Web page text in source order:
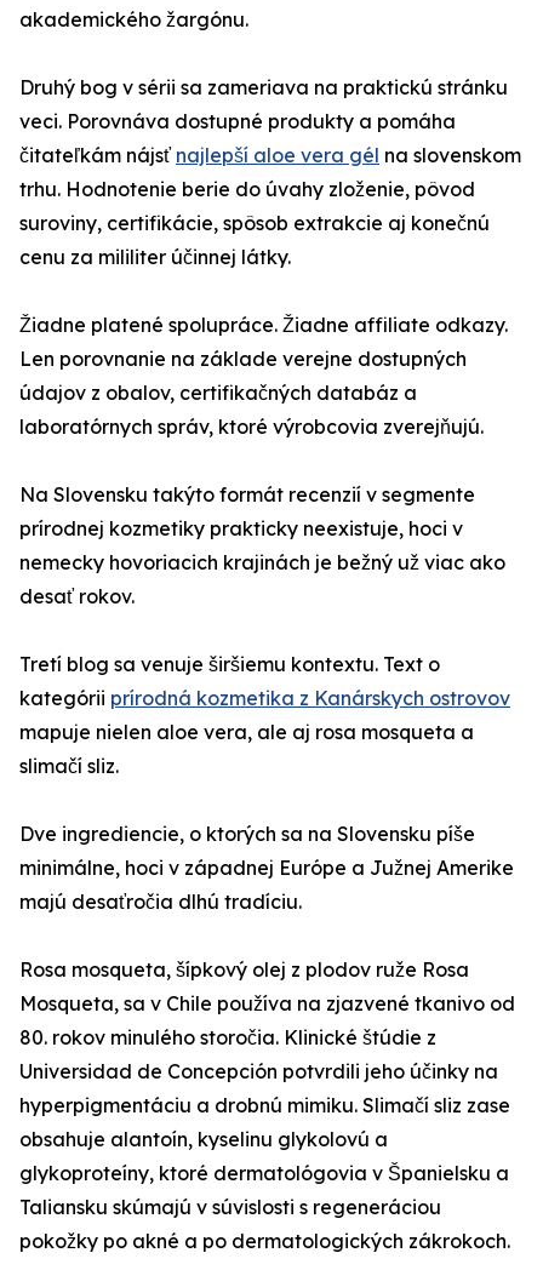
akademického žargónu.
Druhý bog v sérii sa zameriava na praktickú stránku
veci. Porovnáva dostupné produkty a pomáha
čitateľkám nájsť najlepší aloe vera gél na slovenskom
trhu. Hodnotenie berie do úvahy zloženie, pôvod
suroviny, certifikácie, spôsob extrakcie aj konečnú
cenu za mililiter účinnej látky.
Žiadne platené spolupráce. Žiadne affiliate odkazy.
Len porovnanie na základe verejne dostupných
údajov z obalov, certifikačných databáz a
laboratórnych správ, ktoré výrobcovia zverejňujú.
Na Slovensku takýto formát recenzií v segmente
prírodnej kozmetiky prakticky neexistuje, hoci v
nemecky hovoriacich krajinách je bežný už viac ako
desať rokov.
Tretí blog sa venuje širšiemu kontextu. Text o
kategórii prírodná kozmetika z Kanárskych ostrovov
mapuje nielen aloe vera, ale aj rosa mosqueta a
slimačí sliz.
Dve ingrediencie, o ktorých sa na Slovensku píše
minimálne, hoci v západnej Európe a Južnej Amerike
majú desaťročia dlhú tradíciu.
Rosa mosqueta, šípkový olej z plodov ruže Rosa
Mosqueta, sa v Chile používa na zjazvené tkanivo od
80. rokov minulého storočia. Klinické štúdie z
Universidad de Concepción potvrdili jeho účinky na
hyperpigmentáciu a drobnú mimiku. Slimačí sliz zase
obsahuje alantoín, kyselinu glykolovú a
glykoproteíny, ktoré dermatológovia v Španielsku a
Taliansku skúmajú v súvislosti s regeneráciou
pokožky po akné a po dermatologických zákrokoch.